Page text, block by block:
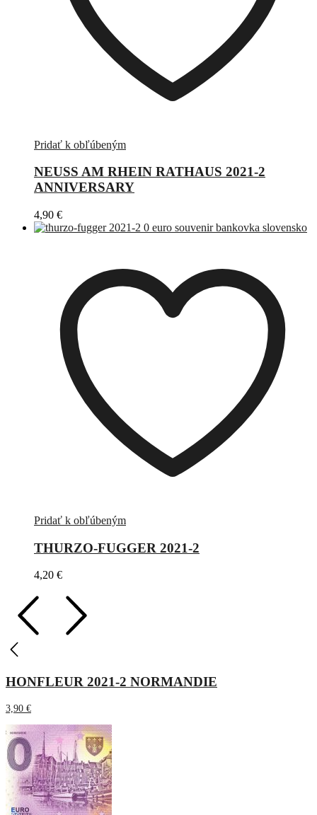
Pridať k obľúbeným
NEUSS AM RHEIN RATHAUS 2021-2
ANNIVERSARY
4,90 €
Pridať k obľúbeným
THURZO-FUGGER 2021-2
4,20 €
HONFLEUR 2021-2 NORMANDIE
3,90 €